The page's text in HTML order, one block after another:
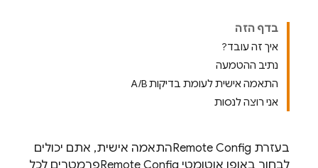
בדף הזה
איך זה עובד?
נתיב ההטמעה
התאמה אישית לעומת בדיקות A/B
אני רוצה לנסות
בעזרת Remote Configהתאמה אישית, אתם יכולים
לבחור באופן אוטומטי Remote Configפרמטרים לכל